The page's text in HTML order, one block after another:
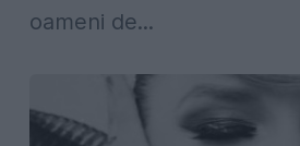
oameni de...